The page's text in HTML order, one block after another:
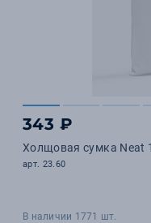
343 ₽
Холщовая сумка Neat
арт. 23.60
В наличии 1771 шт.